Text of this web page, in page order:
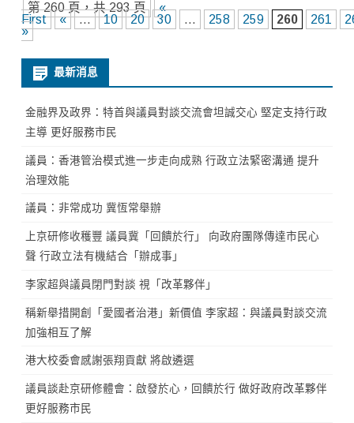
第 260 頁，共 293 頁
«
First
« ... 10 20 30 ... 258 259 260 261
»
最新消息
金融界及政界：特首與議員對談交流會坦誠交心 堅定支持行政
主導 更好服務市民
議員：香港管治模式進一步走向成熟 行政立法緊密溝通 提升
治理效能
議員：非常成功 冀恆常舉辦
上京研修收穫豐 議員冀「回饋於行」 向政府團隊傳達市民心
聲 行政立法有機結合「辦成事」
李家超與議員閉門對談 視「改革夥伴」
稱新舉措開創「愛國者治港」新價值 李家超：與議員對談交流
加強相互了解
港大校委會感謝張翔貢獻 將啟遴選
議員談赴京研修體會：啟發於心，回饋於行 做好政府改革夥伴
更好服務市民